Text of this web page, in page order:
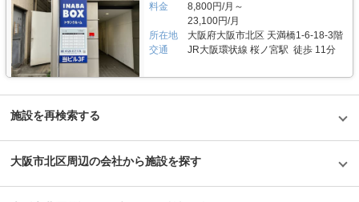
料金
8,800円/月～
23,100円/月
所在地
大阪府大阪市北区 天満橋1-6-18-3階
交通
JR大阪環状線 桜ノ宮駅 徒歩 11分
施設を再検索する
大阪市北区周辺の会社から施設を探す